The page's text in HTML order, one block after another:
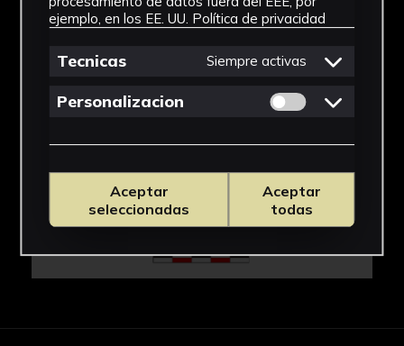
ejemplo, en los EE. UU. Política de privacidad
Tecnicas Siempre activas
Personalizacion Permitir cookies
Aceptar
seleccionadas
Aceptar
todas